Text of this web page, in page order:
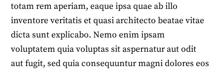
totam rem aperiam, eaque ipsa quae ab illo
inventore veritatis et quasi architecto beatae vitae
dicta sunt explicabo. Nemo enim ipsam
voluptatem quia voluptas sit aspernatur aut odit
aut fugit, sed quia consequuntur magni dolores eos